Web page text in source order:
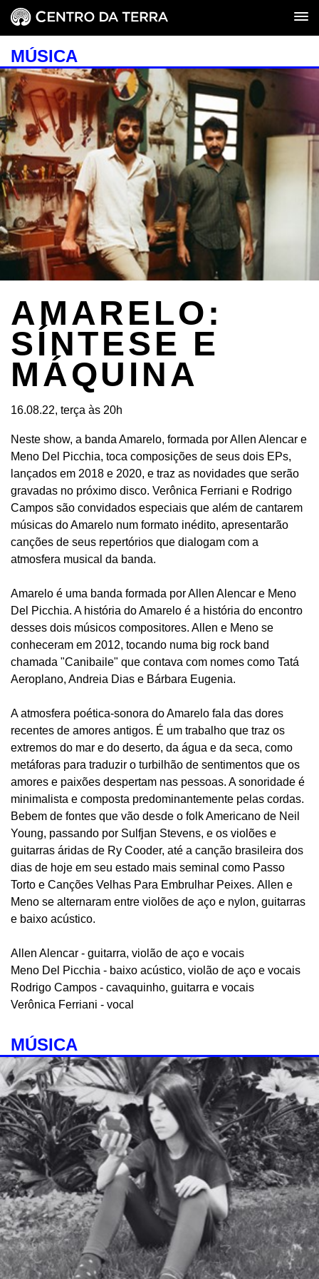
MÚSICA
AMARELO:
SÍNTESE E
MÁQUINA
16.08.22, terça às 20h
Neste show, a banda Amarelo, formada por Allen Alencar e
Meno Del Picchia, toca composições de seus dois EPs,
lançados em 2018 e 2020, e traz as novidades que serão
gravadas no próximo disco. Verônica Ferriani e Rodrigo
Campos são convidados especiais que além de cantarem
músicas do Amarelo num formato inédito, apresentarão
canções de seus repertórios que dialogam com a
atmosfera musical da banda.
Amarelo é uma banda formada por Allen Alencar e Meno
Del Picchia. A história do Amarelo é a história do encontro
desses dois músicos compositores. Allen e Meno se
conheceram em 2012, tocando numa big rock band
chamada "Canibaile" que contava com nomes como Tatá
Aeroplano, Andreia Dias e Bárbara Eugenia.
A atmosfera poética-sonora do Amarelo fala das dores
recentes de amores antigos. É um trabalho que traz os
extremos do mar e do deserto, da água e da seca, como
metáforas para traduzir o turbilhão de sentimentos que os
amores e paixões despertam nas pessoas. A sonoridade é
minimalista e composta predominantemente pelas cordas.
Bebem de fontes que vão desde o folk Americano de Neil
Young, passando por Sulfjan Stevens, e os violões e
guitarras áridas de Ry Cooder, até a canção brasileira dos
dias de hoje em seu estado mais seminal como Passo
Torto e Canções Velhas Para Embrulhar Peixes. Allen e
Meno se alternaram entre violões de aço e nylon, guitarras
e baixo acústico.
Allen Alencar - guitarra, violão de aço e vocais
Meno Del Picchia - baixo acústico, violão de aço e vocais
Rodrigo Campos - cavaquinho, guitarra e vocais
Verônica Ferriani - vocal
MÚSICA